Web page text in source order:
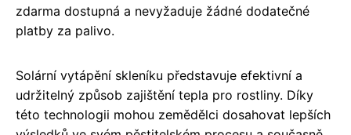
zdarma dostupná a nevyžaduje žádné dodatečné
platby za palivo.
Solární vytápění skleníku představuje efektivní a
udržitelný způsob zajištění tepla pro rostliny. Díky
této technologii mohou zemědělci dosahovat lepších